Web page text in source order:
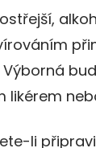
Výborná
likérem
li